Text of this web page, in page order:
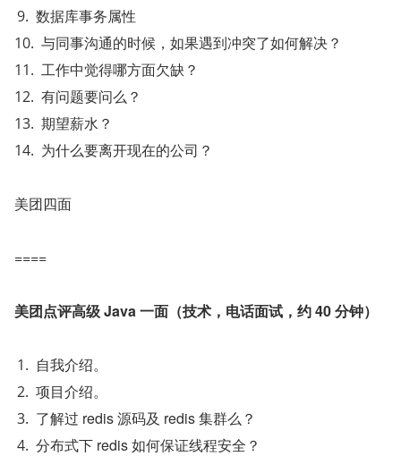
数据库事务属性
与同事沟通的时候，如果遇到冲突了如何解决？
工作中觉得哪方面欠缺？
有问题要问么？
期望薪水？
为什么要离开现在的公司？
美团四面
====
美团点评高级 Java 一面（技术，电话面试，约 40 分钟）
自我介绍。
项目介绍。
了解过 redis 源码及 redis 集群么？
分布式下 redis 如何保证线程安全？